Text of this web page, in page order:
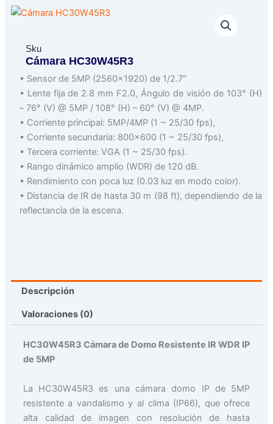
Sku
Cámara HC30W45R3
• Sensor de 5MP (2560×1920) de 1/2.7″
• Lente fija de 2.8 mm F2.0, Ángulo de visión de 103° (H)
– 76° (V) @ 5MP / 108° (H) – 60° (V) @ 4MP.
• Corriente principal: 5MP/4MP (1 ~ 25/30 fps),
• Corriente secundaria: 800×600 (1 ~ 25/30 fps),
• Tercera corriente: VGA (1 ~ 25/30 fps).
• Rango dinámico amplio (WDR) de 120 dB.
• Rendimiento con poca luz (0.03 luz en modo color).
• Distancia de IR de hasta 30 m (98 ft), dependiendo de la
reflectancia de la escena.
Descripción
Valoraciones (0)
HC30W45R3 Cámara de Domo Resistente IR WDR IP
de 5MP
La HC30W45R3 es una cámara domo IP de 5MP
resistente a vandalismo y al clima (IP66), que ofrece
alta calidad de imagen con resolución de hasta